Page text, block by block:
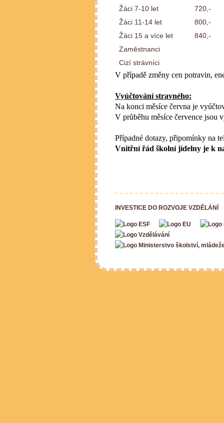
Žáci 7-10 let
720,-
Žáci 11-14 let
800,-
Žáci 15 a více let
840,-
Zaměstnanci
Cizí strávníci
V případě změny cen potravin,
Vyúčtování stravného:
Na konci měsíce června je
V průběhu měsíce července jsou
Případné dotazy, připomínky na
Vnitřní řád školní jídelny je k
INVESTICE DO ROZVOJE VZDĚLÁNÍ